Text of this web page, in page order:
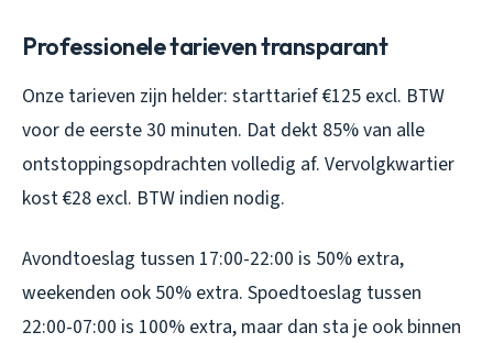
Professionele tarieven transparant
Onze tarieven zijn helder: starttarief €125 excl. BTW
voor de eerste 30 minuten. Dat dekt 85% van alle
ontstoppingsopdrachten volledig af. Vervolgkwartier
kost €28 excl. BTW indien nodig.
Avondtoeslag tussen 17:00-22:00 is 50% extra,
weekenden ook 50% extra. Spoedtoeslag tussen
22:00-07:00 is 100% extra, maar dan sta je ook binnen